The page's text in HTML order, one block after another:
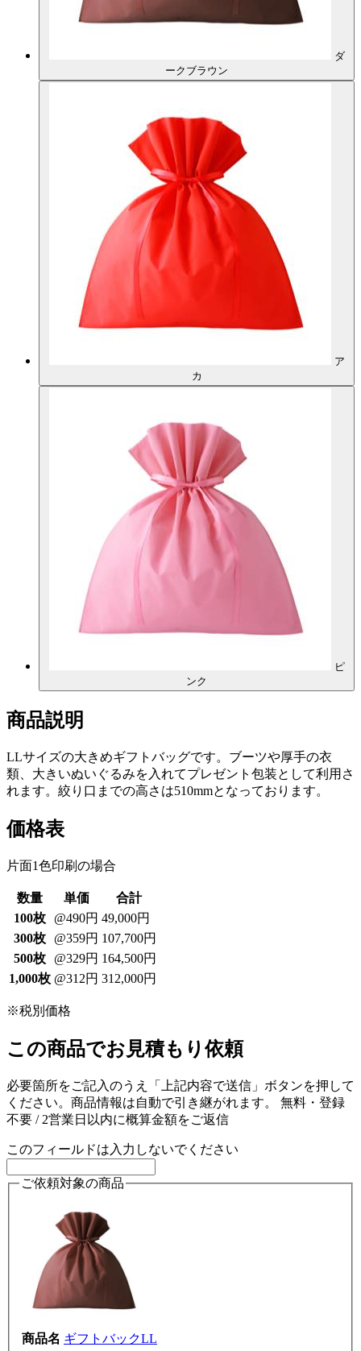
ダ
ークブラウン
ア
カ
ピ
ンク
商品説明
LLサイズの大きめギフトバッグです。ブーツや厚手の衣
類、大きいぬいぐるみを入れてプレゼント包装として利用さ
れます。絞り口までの高さは510mmとなっております。
価格表
片面1色印刷の場合
数量 単価
合計
100枚
@490円 49,000円
300枚
@359円 107,700円
500枚
@329円 164,500円
1,000枚 @312円 312,000円
※税別価格
この商品でお見積もり依頼
必要箇所をご記入のうえ「上記内容で送信」ボタンを押して
ください。商品情報は自動で引き継がれます。 無料・登録
不要 / 2営業日以内に概算金額をご返信
このフィールドは入力しないでください
ご依頼対象の商品
商品名 ギフトバックLL